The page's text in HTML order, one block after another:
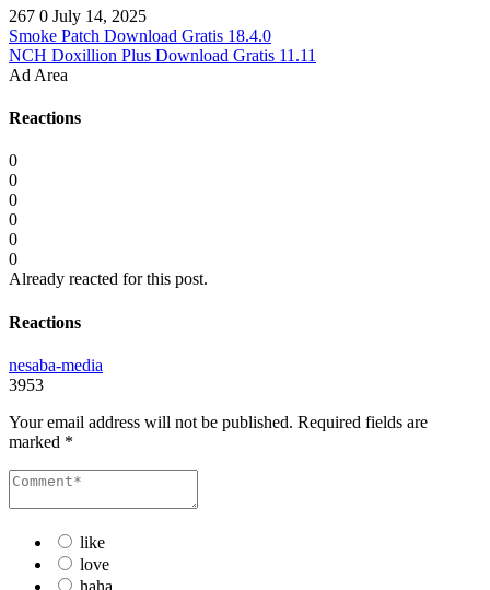
267 0 July 14, 2025
Smoke Patch Download Gratis 18.4.0
NCH Doxillion Plus Download Gratis 11.11
Ad Area
Reactions
0
0
0
0
0
0
Already reacted for this post.
Reactions
nesaba-media
3953
Your email address will not be published. Required fields are
marked *
like
love
haha